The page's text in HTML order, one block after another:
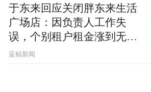
于东来回应关闭胖东来生活
广场店：因负责人工作失
误，个别租户租金涨到无法
想象
蓝鲸新闻